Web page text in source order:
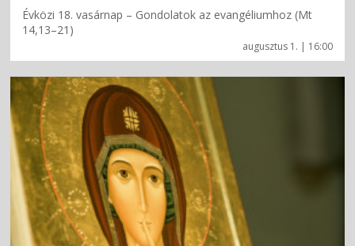
augusztus 1. | 16:00
Évközi 18. vasárnap – Gondolatok az evangéliumhoz (Mt
14,13–21)